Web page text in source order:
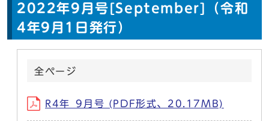
2022年9月号[September]（令和
4年9月1日発行）
全ページ
R4年_9月号 (PDF形式、20.17MB)